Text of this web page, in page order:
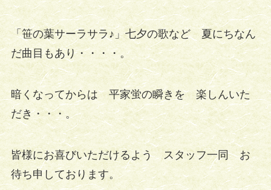
「笹の葉サーラサラ♪」七夕の歌など 夏にちなん
だ曲目もあり・・・・。
暗くなってからは 平家蛍の瞬きを 楽しんいた
だき・・・。
皆様にお喜びいただけるよう スタッフ一同 お
待ち申しております。